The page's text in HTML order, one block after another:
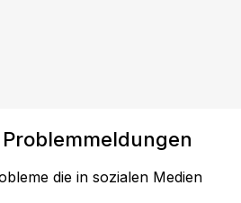
die in sozialen Medien